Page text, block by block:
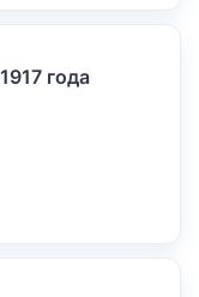
года